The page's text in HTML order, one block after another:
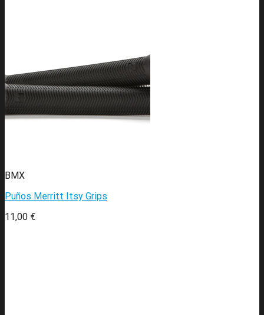
BMX
Puños Merritt Itsy Grips
11,00 €